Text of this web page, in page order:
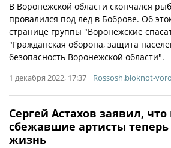
В Воронежской области скончался
провалился под лед в Боброве. Об
странице группы "Воронежские
"Гражданская оборона, защита
безопасность Воронежской области".
1 декабря 2022, 17:37 Rossosh.bloknot-
Сергей Астахов заявил,
сбежавшие артисты
жизнь